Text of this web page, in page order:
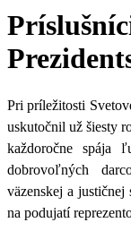
Pri príležitosti
uskutočnil už šiesty
každoročne spája
dobrovoľných
väzenskej a justičnej
na podujatí